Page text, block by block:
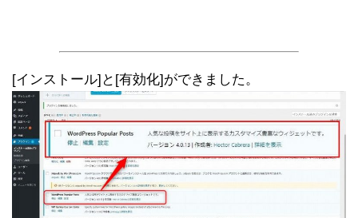
[インストール]と[有効化]ができました。